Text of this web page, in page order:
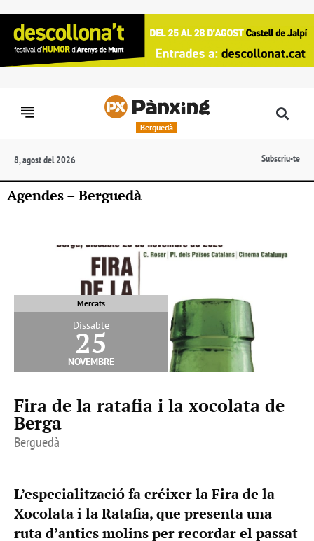
Berguedà
8, agost del 2026 Subscriu-te
Agendes – Berguedà
Mercats
Dissabte
25
novembre
Fira de la ratafia i la xocolata de
Berga
Berguedà
L’especialització fa créixer la Fira de la
Xocolata i la Ratafia, que presenta una
ruta d’antics molins per recordar el passat